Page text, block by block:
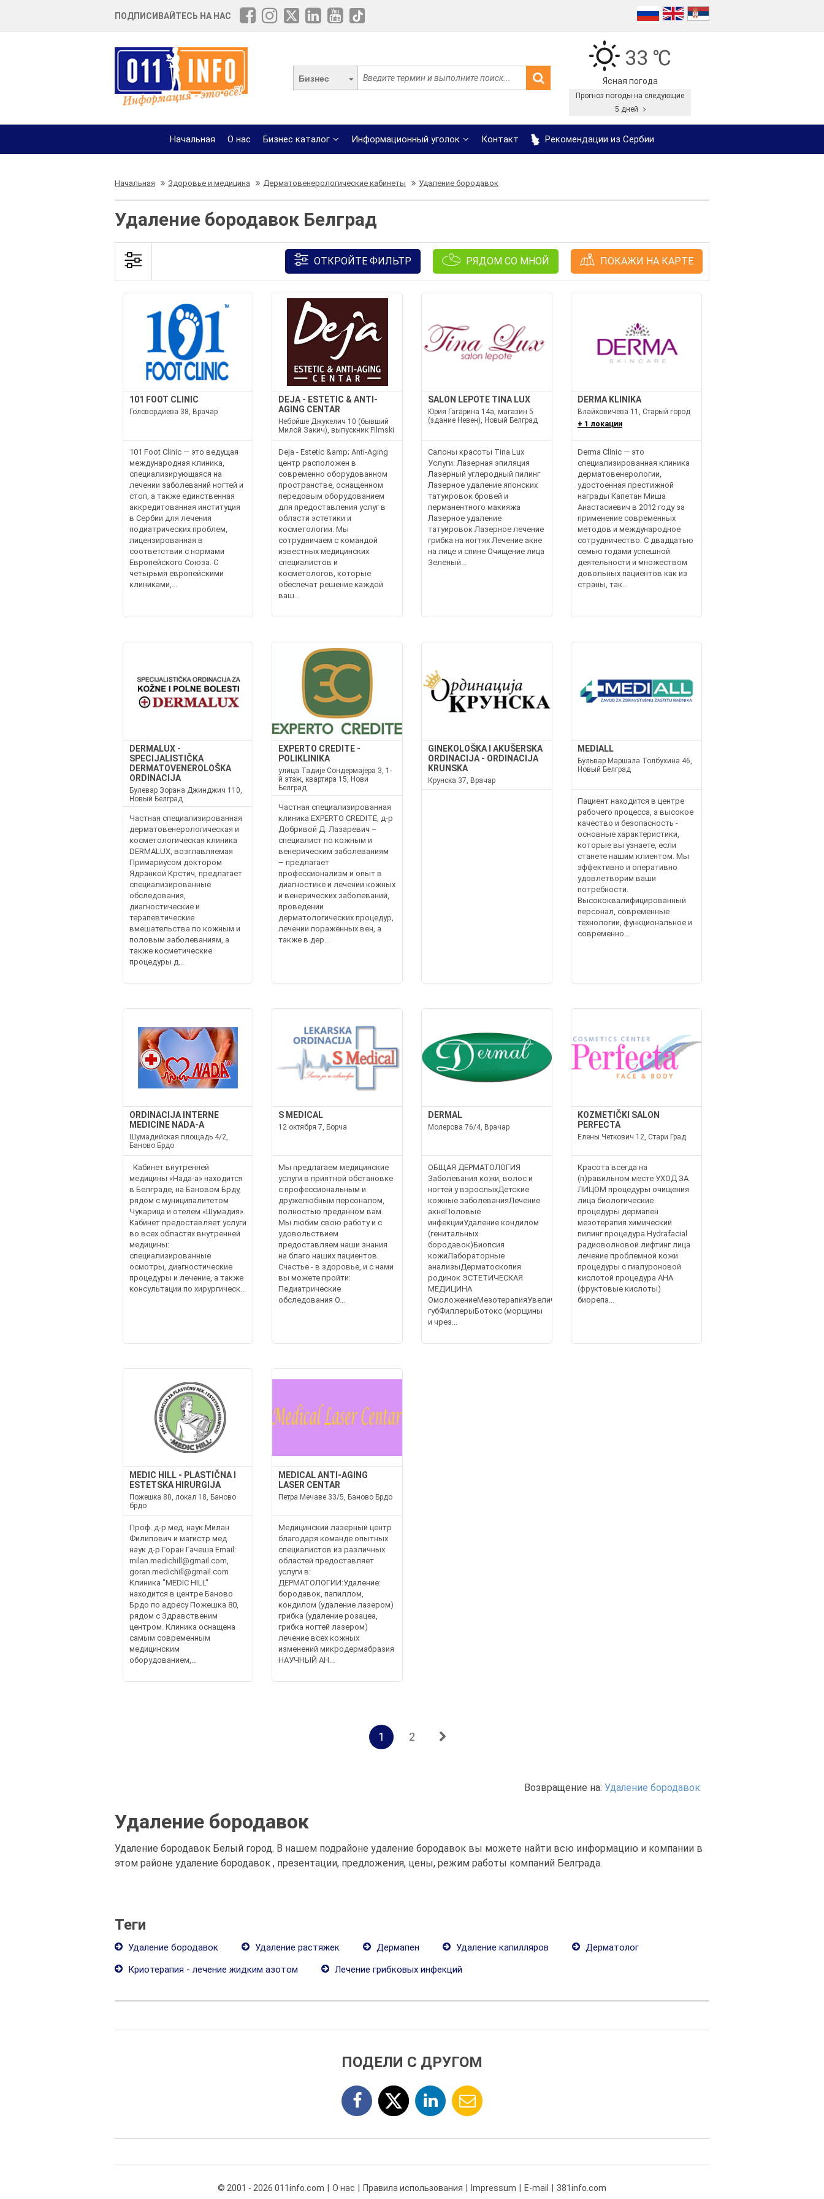
ПОДПИСИВАЙТЕСЬ НА НАС
Бизнес
33 ℃
Ясная погода
Прогноз погоды на следующие
5 дней
Начальная О нас Бизнес каталог Информационный уголок Контакт Рекомендации из Сербии
Начальная Здоровье и медицина Дерматовенерологические кабинеты Удаление бородавок
Удаление бородавок Белград
ОТКРОЙТЕ ФИЛЬТР РЯДОМ СО МНОЙ ПОКАЖИ НА КАРТЕ
101 FOOT CLINIC
Голсвордиева 38, Врачар
101 Foot Clinic — это ведущая
международная клиника,
специализирующаяся на
лечении заболеваний ногтей и
стоп, а также единственная
аккредитованная институция
в Сербии для лечения
подиатрических проблем,
лицензированная в
соответствии с нормами
Европейского Союза. С
четырьмя европейскими
клиниками,...
DEJA - ESTETIC & ANTI-
AGING CENTAR
Небойше Джукелич 10 (бывший
Милой Закич), выпускник Filmski
Deja - Estetic &amp; Anti-Aging
центр расположен в
современно оборудованном
пространстве, оснащенном
передовым оборудованием
для предоставления услуг в
области эстетики и
косметологии. Мы
сотрудничаем с командой
известных медицинских
специалистов и
косметологов, которые
обеспечат решение каждой
ваш...
SALON LEPOTE TINA LUX
Юрия Гагарина 14а, магазин 5
(здание Невен), Новый Белград
Салоны красоты Tina Lux
Услуги: Лазерная эпиляция
Лазерный углеродный пилинг
Лазерное удаление японских
татуировок бровей и
перманентного макияжа
Лазерное удаление
татуировок Лазерное лечение
грибка на ногтях Лечение акне
на лице и спине Очищение лица
Зеленый...
DERMA KLINIKA
Влайковичева 11, Старый город
+ 1 локации
Derma Clinic — это
специализированная клиника
дерматовенерологии,
удостоенная престижной
награды Капетан Миша
Анастасиевич в 2012 году за
применение современных
методов и международное
сотрудничество. С двадцатью
семью годами успешной
деятельности и множеством
довольных пациентов как из
страны, так...
DERMALUX -
SPECIJALISTIČKA
DERMATOVENEROLOŠKA
ORDINACIJA
Булевар Зорана Джинджич 110,
Новый Белград
Частная специализированная
дерматовенерологическая и
косметологическая клиника
DERMALUX, возглавляемая
Примариусом доктором
Ядранкой Крстич, предлагает
специализированные
обследования,
диагностические и
терапевтические
вмешательства по кожным и
половым заболеваниям, а
также косметические
процедуры д...
EXPERTO CREDITE -
POLIKLINIKA
улица Тадије Сондермајера 3, 1-
й этаж, квартира 15, Нови
Белград
Частная специализированная
клиника EXPERTO CREDITE, д-р
Добривой Д. Лазаревич –
специалист по кожным и
венерическим заболеваниям
– предлагает
профессионализм и опыт в
диагностике и лечении кожных
и венерических заболеваний,
проведении
дерматологических процедур,
лечении поражённых вен, а
также в дер...
GINEKOLOŠKA I AKUŠERSKA
ORDINACIJA - ORDINACIJA
KRUNSKA
Крунска 37, Врачар
MEDIALL
Бульвар Маршала Толбухина 46,
Новый Белград
Пациент находится в центре
рабочего процесса, а высокое
качество и безопасность -
основные характеристики,
которые вы узнаете, если
станете нашим клиентом. Мы
эффективно и оперативно
удовлетворим ваши
потребности.
Высококвалифицированный
персонал, современные
технологии, функциональное и
современно...
ORDINACIJA INTERNE
MEDICINE NADA-A
Шумадийская площадь 4/2,
Баново Брдо
Кабинет внутренней
медицины «Нада-а» находится
в Белграде, на Бановом Брду,
рядом с муниципалитетом
Чукарица и отелем «Шумадия».
Кабинет предоставляет услуги
во всех областях внутренней
медицины:
специализированные
осмотры, диагностические
процедуры и лечение, а также
консультации по хирургическ...
S MEDICAL
12 октября 7, Борча
Мы предлагаем медицинские
услуги в приятной обстановке
с профессиональным и
дружелюбным персоналом,
полностью преданном вам.
Мы любим свою работу и с
удовольствием
предоставляем наши знания
на благо наших пациентов.
Счастье - в здоровье, и с нами
вы можете пройти:
Педиатрические
обследования О...
DERMAL
Молерова 76/4, Врачар
ОБЩАЯ ДЕРМАТОЛОГИЯ
Заболевания кожи, волос и
ногтей у взрослыхДетские
кожные заболеванияЛечение
акнеПоловые
инфекцииУдаление кондилом
(генитальных
бородавок)Биопсия
кожиЛабораторные
анализыДерматоскопия
родинок ЭСТЕТИЧЕСКАЯ
МЕДИЦИНА
ОмоложениеМезотерапияУвеличение
губФиллерыБотокс (морщины
и чрез...
KOZMETIČKI SALON
PERFECTA
Елены Четкович 12, Стари Град
Красота всегда на
(п)равильном месте УХОД ЗА
ЛИЦОМ процедуры очищения
лица биологические
процедуры дермапен
мезотерапия химический
пилинг процедура Hydrafacial
радиоволновой лифтинг лица
лечение проблемной кожи
процедуры с гиалуроновой
кислотой процедура AHA
(фруктовые кислоты)
биорепа...
MEDIC HILL - PLASTIČNA I
ESTETSKA HIRURGIJA
Пожешка 80, локал 18, Баново
брдо
Проф. д-р мед. наук Милан
Филипович и магистр мед.
наук д-р Горан Гачеша Email:
milan.medichill@gmail.com,
goran.medichill@gmail.com
Клиника "MEDIC HILL"
находится в центре Баново
Брдо по адресу Пожешка 80,
рядом с Здравственим
центром. Клиника оснащена
самым современным
медицинским
оборудованием,...
MEDICAL ANTI-AGING
LASER CENTAR
Петра Мечаве 33/5, Баново Брдо
Медицинский лазерный центр
благодаря команде опытных
специалистов из различных
областей предоставляет
услуги в:
ДЕРМАТОЛОГИИ:Удаление:
бородавок, папиллом,
кондилом (удаление лазером)
грибка (удаление розацеа,
грибка ногтей лазером)
лечение всех кожных
изменений микродермабразия
НАУЧНЫЙ АН...
1 2
Возвращение на: Удаление бородавок
Удаление бородавок
Удаление бородавок Белый город. В нашем подрайоне удаление бородавок вы можете найти всю информацию и компании в
этом районе удаление бородавок , презентации, предложения, цены, режим работы компаний Белграда.
Теги
Удаление бородавок Удаление растяжек Дермапен Удаление капилляров
Дерматолог
Криотерапия - лечение жидким азотом
Лечение грибковых инфекций
ПОДЕЛИ С ДРУГОМ
© 2001 - 2026 011info.com О нас Правила использования Impressum E-mail 381info.com